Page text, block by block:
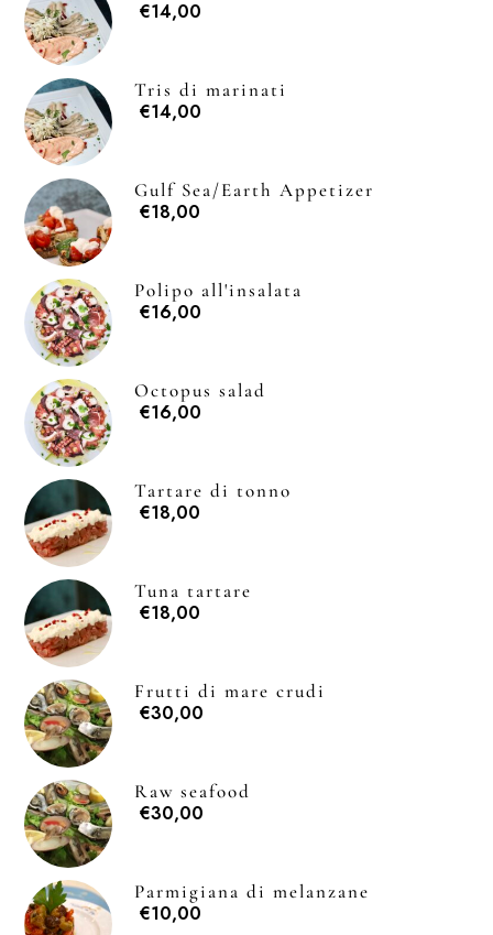
€14,00
Tris di marinati
€14,00
Gulf Sea/Earth Appetizer
€18,00
Polipo all'insalata
€16,00
Octopus salad
€16,00
Tartare di tonno
€18,00
Tuna tartare
€18,00
Frutti di mare crudi
€30,00
Raw seafood
€30,00
Parmigiana di melanzane
€10,00